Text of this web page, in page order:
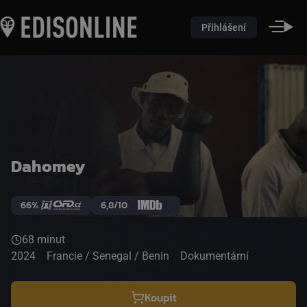
Přihlášení
Dahomey
66% 6,8/10
68 minut
2024
Francie / Senegal / Benin Dokumentární
Koupit